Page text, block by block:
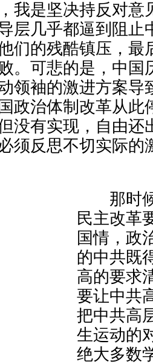
我是坚决持反对意
层几乎都逼到阻止
们的残酷镇压，最
。可悲的是，中国
领袖的激进方案导
政治体制改革从此
没有实现，自由还
须反思不切实际的
那时候
民主改革
国情，政
的中共既
高的要求
要让中共
把中共高
生运动的
绝大多数